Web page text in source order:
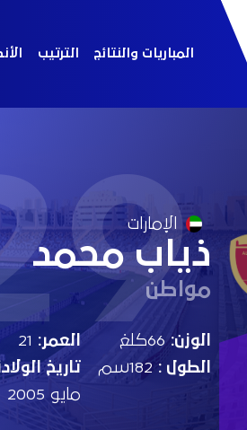
المباريات والنتائج الترتيب
الإمارات
ذياب محمد
مواطن
الوزن:66كلغ
الطول : 182سم
العمر:
تاريخ
مايو 2005